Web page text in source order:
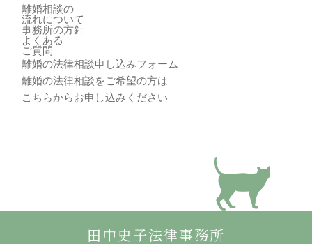
離婚相談の
流れについて
事務所の方針
よくある
ご質問
離婚の法律相談申し込みフォーム
離婚の法律相談をご希望の方は
こちらからお申し込みください
田中史子法律事務所